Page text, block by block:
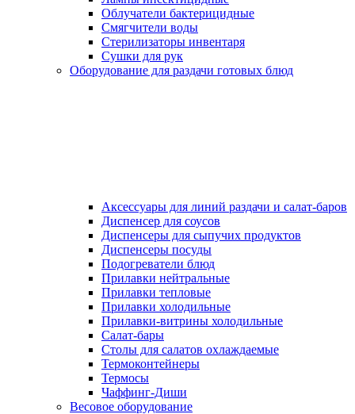
Облучатели бактерицидные
Смягчители воды
Стерилизаторы инвентаря
Сушки для рук
Оборудование для раздачи готовых блюд
Аксессуары для линий раздачи и салат-баров
Диспенсер для соусов
Диспенсеры для сыпучих продуктов
Диспенсеры посуды
Подогреватели блюд
Прилавки нейтральные
Прилавки тепловые
Прилавки холодильные
Прилавки-витрины холодильные
Салат-бары
Столы для салатов охлаждаемые
Термоконтейнеры
Термосы
Чаффинг-Диши
Весовое оборудование